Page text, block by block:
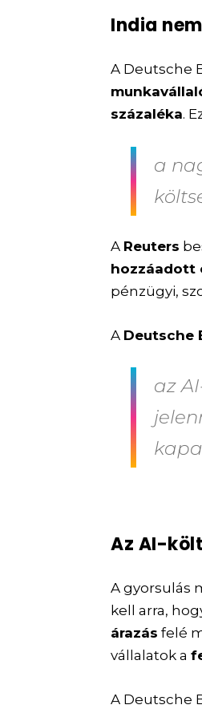
India
A Deutsche
százaléka.
a
A Reuters
hozzáadott
pénzügyi,
A Deutsche
az
Az AI-
A gyorsulás
kell arra,
árazás felé
vállalatok a
A Deutsche